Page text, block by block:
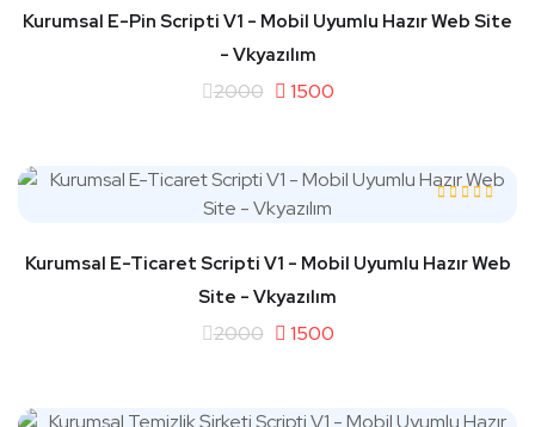
Kurumsal E-Pin Scripti V1 - Mobil Uyumlu Hazır Web Site
- Vkyazılım
2000 1500
Kurumsal E-Ticaret Scripti V1 - Mobil Uyumlu Hazır Web
Site - Vkyazılım
2000 1500